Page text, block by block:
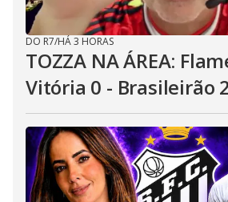
DO R7/HÁ 3 HORAS
TOZZA NA ÁREA:
Vitória 0 - Brasileirão